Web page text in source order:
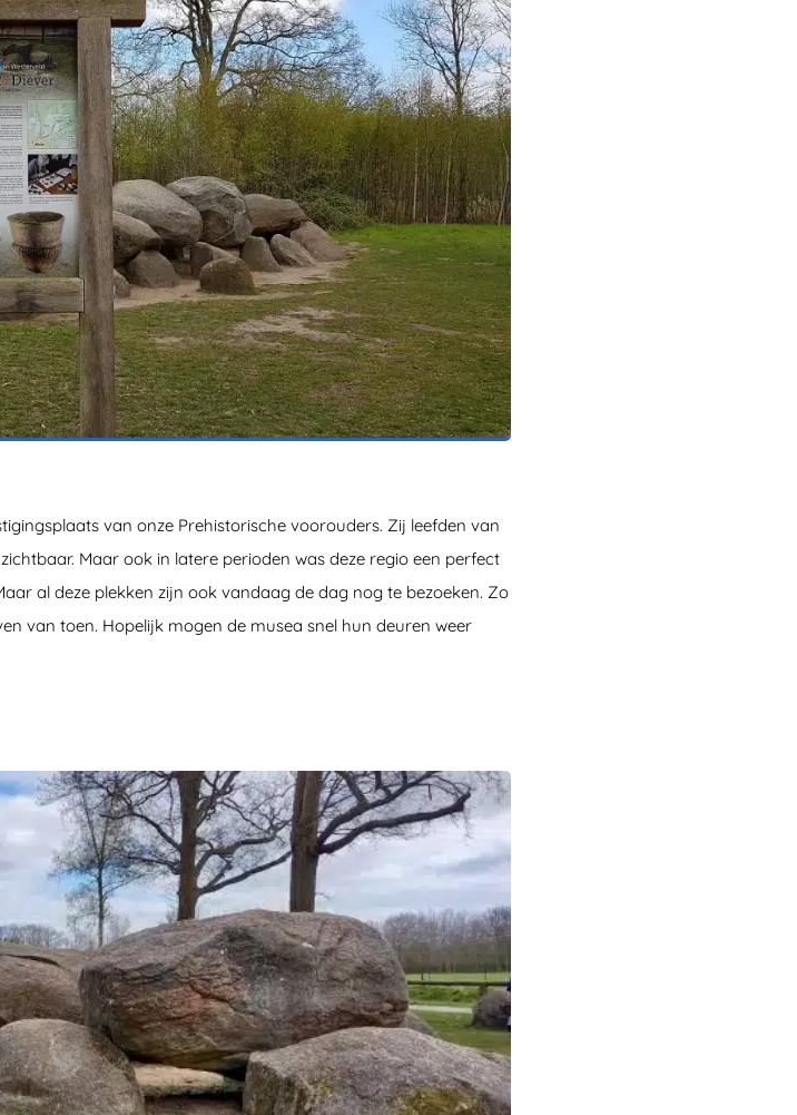
van onze Prehistorische voorouders. Zij leefden van
Maar ook in latere perioden was deze regio een perfect
al deze plekken zijn ook vandaag de dag nog te bezoeken. Zo
van toen. Hopelijk mogen de musea snel hun deuren weer